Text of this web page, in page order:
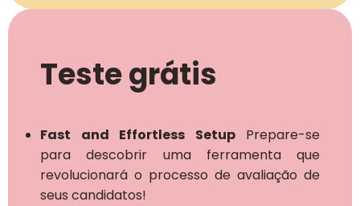
Teste grátis
Fast and Effortless SetupPrepare-se
para descobrir uma ferramenta que
revolucionará o processo de avaliação de
seus candidatos!